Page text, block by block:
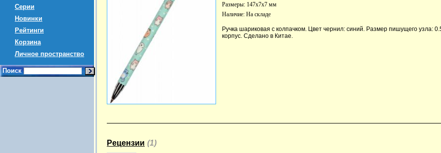
Серии
Новинки
Рейтинги
Корзина
Личное пространство
Поиск
Размеры: 147x7x7 мм
Наличие: На складе
Ручка шариковая с колпачком. Цвет чернил: синий. Размер пишущего узла:
корпус. Сделано в Китае.
Рецензии (1)